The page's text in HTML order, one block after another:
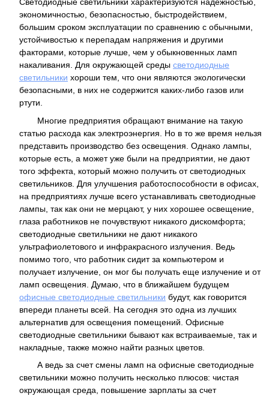
экономичностью, безопасностью, быстродействием,
большим сроком эксплуатации по сравнению с обычными,
устойчивостью к перепадам напряжения и другими
факторами, которые лучше, чем у обыкновенных ламп
накаливания. Для окружающей среды светодиодные
светильники хороши тем, что они являются экологически
безопасными, в них не содержится каких-либо газов или
ртути.
Многие предприятия обращают внимание на такую
статью расхода как электроэнергия. Но в то же время нельзя
представить производство без освещения. Однако лампы,
которые есть, а может уже были на предприятии, не дают
того эффекта, который можно получить от светодиодных
светильников. Для улучшения работоспособности в офисах,
на предприятиях лучше всего устанавливать светодиодные
лампы, так как они не мерцают, у них хорошее освещение,
глаза работников не почувствуют никакого дискомфорта;
светодиодные светильники не дают никакого
ультрафиолетового и инфракрасного излучения. Ведь
помимо того, что работник сидит за компьютером и
получает излучение, он мог бы получать еще излучение и от
ламп освещения. Думаю, что в ближайшем будущем
офисные светодиодные светильники будут, как говорится
впереди планеты всей. На сегодня это одна из лучших
альтернатив для освещения помещений. Офисные
светодиодные светильники бывают как встраиваемые, так и
накладные, также можно найти разных цветов.
А ведь за счет смены ламп на офисные светодиодные
светильники можно получить несколько плюсов: чистая
окружающая среда, повышение зарплаты за счет